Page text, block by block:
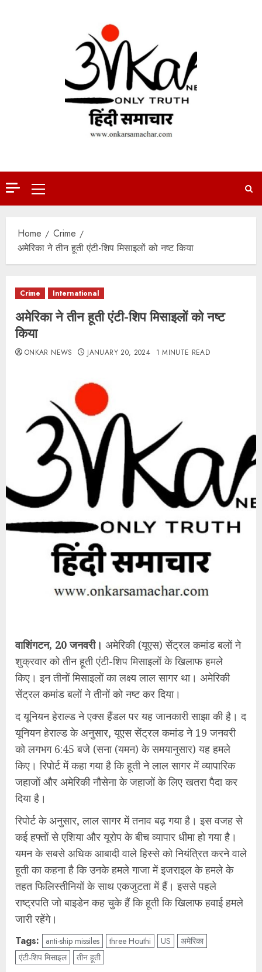
Primary
Menu
Home
Crime
अमेरिका ने तीन हूती एंटी-शिप मिसाइलों को नष्ट किया
Crime International
अमेरिका ने तीन हूती एंटी-शिप मिसाइलों को नष्ट
किया
ONKAR NEWS JANUARY 20, 2024 1 MINUTE READ
वाशिंगटन, 20 जनवरी। अमेरिकी (यूएस) सेंट्रल कमांड बलों ने
शुक्रवार को तीन हूती एंटी-शिप मिसाइलों के खिलाफ हमले
किए। इन तीनों मिसाइलों का लक्ष्य लाल सागर था। अमेरिकी
सेंट्रल कमांड बलों ने तीनों को नष्ट कर दिया।
द यूनियन हेराल्ड ने एक्स हैंडल पर यह जानकारी साझा की है। द
यूनियन हेराल्ड के अनुसार, यूएस सेंट्रल कमांड ने 19 जनवरी
को लगभग 6:45 बजे (सना (यमन) के समयानुसार) यह हमले
किए। रिपोर्ट में कहा गया है कि हूती ने लाल सागर में व्यापारिक
जहाजों और अमेरिकी नौसेना के जहाजों के लिए खतरा पैदा कर
दिया है।
रिपोर्ट के अनुसार, लाल सागर में तनाव बढ़ गया है। इस वजह से
कई हफ्तों से एशिया और यूरोप के बीच व्यापार धीमा हो गया है।
यमन के सबसे अधिक आबादी वाले हिस्से को नियंत्रित करने वाले
हूती का कहना है कि उनके हमले गाजा में इजराइल के हमले के
तहत फिलिस्तीनियों के साथ एकजुटता में हैं। इससे पहले
राष्ट्रपति जो बाइडेन कह चुके हैं कि हूती कि खिलाफ हवाई हमले
जारी रहेंगे।
Tags: anti-ship missiles three Houthi US
अमेरिका
एंटी-शिप मिसाइल
तीन हूती